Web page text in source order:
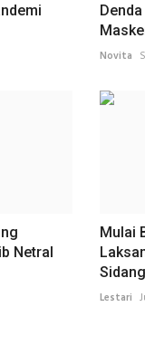
Novita
Netral
Mulai
Lestari